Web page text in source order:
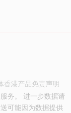
香港产品免责声明
务。 进一步数据请
可能因为数据提供